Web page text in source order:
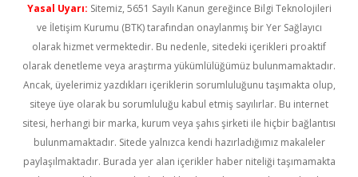
Yasal Uyarı: Sitemiz, 5651 Sayılı Kanun gereğince Bilgi Teknolojileri
ve İletişim Kurumu (BTK) tarafından onaylanmış bir Yer Sağlayıcı
olarak hizmet vermektedir. Bu nedenle, sitedeki içerikleri proaktif
olarak denetleme veya araştırma yükümlülüğümüz bulunmamaktadır.
Ancak, üyelerimiz yazdıkları içeriklerin sorumluluğunu taşımakta olup,
siteye üye olarak bu sorumluluğu kabul etmiş sayılırlar. Bu internet
sitesi, herhangi bir marka, kurum veya şahıs şirketi ile hiçbir bağlantısı
bulunmamaktadır. Sitede yalnızca kendi hazırladığımız makaleler
paylaşılmaktadır. Burada yer alan içerikler haber niteliği taşımamakta